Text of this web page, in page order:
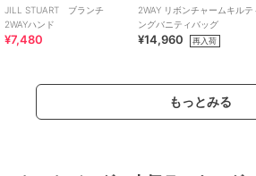
JILL STUART ブランチ
2WAYハンド
¥7,480
2WAY リボンチャームキルテ
ングバニティバッグ
¥14,960 再入荷
もっとみる